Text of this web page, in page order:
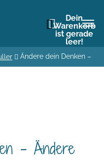
Dein
Warenkorb
ist gerade
leer!
Ändere dein Denken –
– Ändere